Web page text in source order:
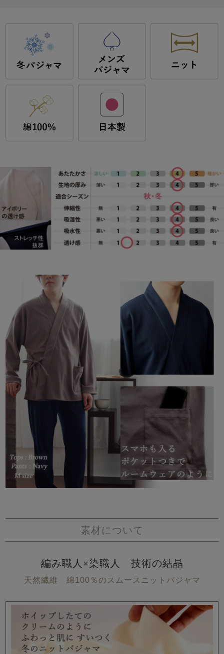
素材について
編み職人×染職人 技術の結晶
天然繊維 綿100％のスムースニットパジャマ